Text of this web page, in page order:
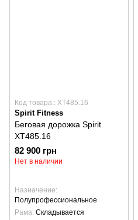
Код товара:: XT485.16
Spirit Fitness
Беговая дорожка Spirit
XT485.16
82 900 грн
Нет в наличии
Назначение
Полупрофессиональное
Рама Складывается